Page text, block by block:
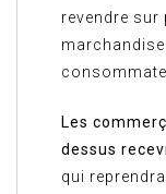
revendre sur
Les
dessus
qui